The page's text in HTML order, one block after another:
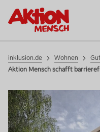
Beispiele
inklusives
inklusion.de Wohnen
Aktion Mensch schafft